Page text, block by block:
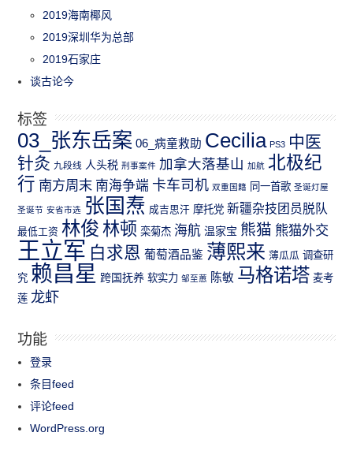
2019海南椰风
2019深圳华为总部
2019石家庄
谈古论今
标签
03_张东岳案 06_病童救助 Cecilia PS3 中医
针灸 九段线 人头税 刑事案件 加拿大落基山 加航 北极纪
行 南方周末 南海争端 卡车司机 双重国籍 同一首歌 圣诞灯屋
圣诞节 安省市选 张国焘 成吉思汗 摩托党 新疆杂技团员脱队
最低工资 林俊 林顿 栾菊杰 海航 温家宝 熊猫 熊猫外交
王立军 白求恩 葡萄酒品鉴 薄熙来 薄瓜瓜 调查研
究 赖昌星 跨国抚养 软实力 邹至蕙 陈敏 马格诺塔 麦考
莲 龙虾
功能
登录
条目feed
评论feed
WordPress.org